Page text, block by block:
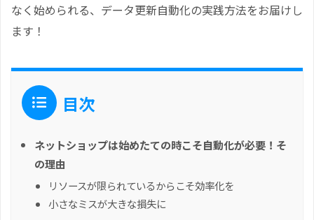
なく始められる、データ更新自動化の実践方法をお届けし
ます！
目次
ネットショップは始めたての時こそ自動化が必要！そ
の理由
リソースが限られているからこそ効率化を
小さなミスが大きな損失に